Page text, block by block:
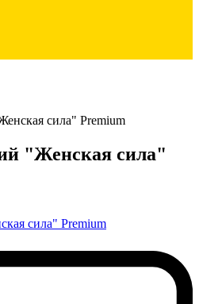
сила" Premium
"Женская сила"